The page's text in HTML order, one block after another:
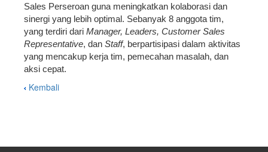
Sales Perseroan guna meningkatkan kolaborasi dan
sinergi yang lebih optimal. Sebanyak 8 anggota tim,
yang terdiri dari Manager, Leaders, Customer Sales
Representative, dan Staff, berpartisipasi dalam aktivitas
yang mencakup kerja tim, pemecahan masalah, dan
aksi cepat.
Kembali